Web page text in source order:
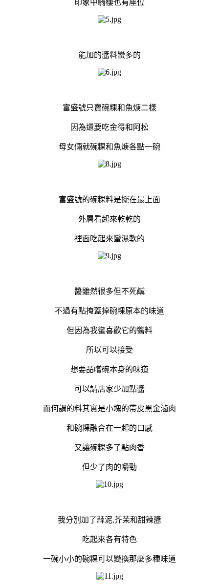
印象中騎樓也有座位
能加的醬料蠻多的
富盛號只賣碗粿和魚焿二樣
因為還要吃金得和阿松
母女倆就碗粿和魚焿各點一碗
富盛號的碗粿料是擺在最上面
外層看起來乾乾的
裡面吃起來蠻濕軟的
醬雖然很多但不死鹹
不過有點掩蓋掉碗粿原本的味道
但因為我蠻喜歡它的醬料
所以可以接受
想要品嚐碗本身的味道
可以請店家少加點醬
而何謂的料其實是小塊的帶皮黑金滷肉
和碗粿融合在一起的口感
又讓碗粿多了點肉香
但少了肉的嚼勁
我分別加了蒜泥,芥茉和甜辣醬
吃起來各有特色
一碗小小的碗粿可以變換那麼多種味道